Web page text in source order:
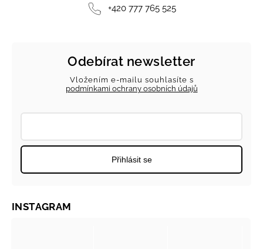
+420 777 765 525
Odebírat newsletter
Vložením e-mailu souhlasíte s
podmínkami ochrany osobních údajů
Přihlásit se
INSTAGRAM